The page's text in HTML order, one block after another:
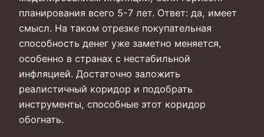
планирования всего 5-7 лет. Ответ: да, имеет
смысл. На таком отрезке покупательная
способность денег уже заметно меняется,
особенно в странах с нестабильной
инфляцией. Достаточно заложить
реалистичный коридор и подобрать
инструменты, способные этот коридор
обогнать.